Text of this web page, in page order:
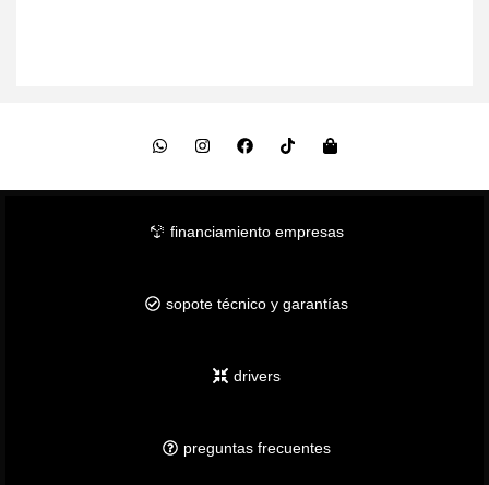
financiamiento empresas
sopote técnico y garantías
drivers
preguntas frecuentes